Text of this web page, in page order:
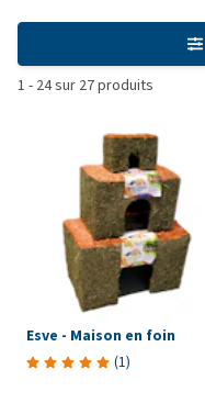
1 - 24sur 27produits
Esve - Maison en foin
(1)